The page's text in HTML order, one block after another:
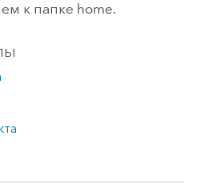
к папке home.